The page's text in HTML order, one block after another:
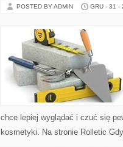
POSTED BY ADMIN GRU - 31 -
chce lepiej wyglądać i czuć się
kosmetyki. Na stronie Rolletic